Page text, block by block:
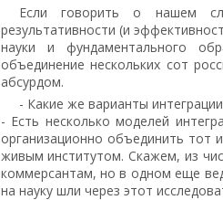
Если говорить о нашем
результативности (и
науки и фундаментального
объединение нескольких сот
абсурдом.
- Какие же варианты
- Есть несколько моделей
организационно объединить
живым институтом. Скажем, из
коммерсантам, но в одном еще
на науку шли через этот